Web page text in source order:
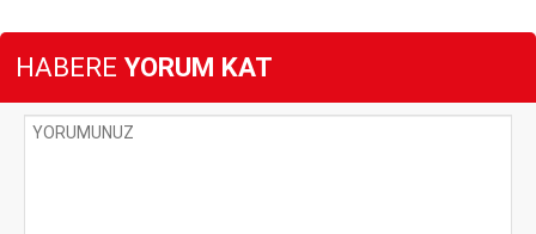
HABERE YORUM KAT